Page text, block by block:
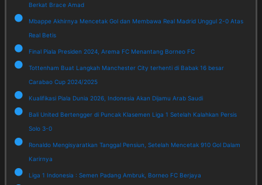
Berkat Brace Amad
Mbappe Akhirnya Mencetak Gol dan Membawa Real Madrid Unggul 2-0 Atas
Real Betis
Final Piala Presiden 2024, Arema FC Menantang Borneo FC
Tottenham Buat Langkah Manchester City terhenti di Babak 16 besar
Carabao Cup 2024/2025
Kualifikasi Piala Dunia 2026, Indonesia Akan Dijamu Arab Saudi
Bali United Bertengger di Puncak Klasemen Liga 1 Setelah Kalahkan Persis
Solo 3-0
Ronaldo Mengisyaratkan Tanggal Pensiun, Setelah Mencetak 910 Gol Dalam
Karirnya
Liga 1 Indonesia : Semen Padang Ambruk, Borneo FC Berjaya